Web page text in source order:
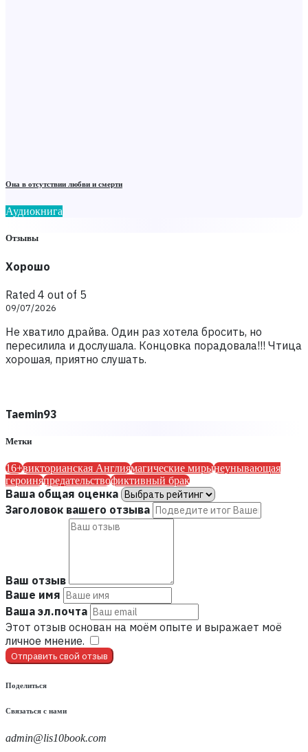
Она в отсутствии любви и смерти
Аудиокнига
Отзывы
Хорошо
Rated 4 out of 5
09/07/2026
Не хватило драйва. Один раз хотела бросить, но
пересилила и дослушала. Концовка порадовала!!! Чтица
хорошая, приятно слушать.
Taеmin93
Метки
16+викторианская Англиямагические мирынеунывающая
героиняпредательствофиктивный брак
Ваша общая оценка
Заголовок вашего отзыва
Ваш отзыв
Ваше имя
Ваша эл.почта
Этот отзыв основан на моём опыте и выражает моё
личное мнение.
Отправить свой отзыв
Поделиться
Связаться с нами
admin@lis10book.com